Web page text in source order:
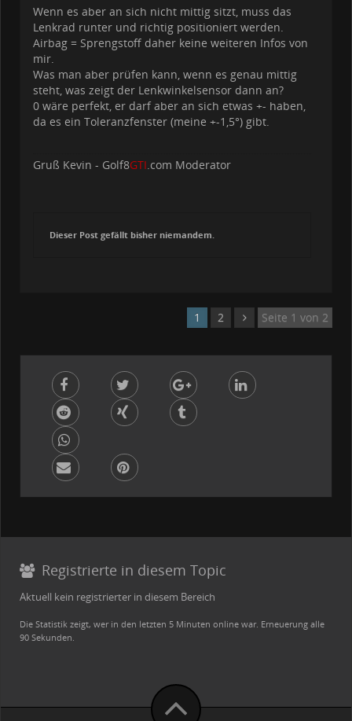
Wenn es aber an sich nicht mittig sitzt, muss das
Lenkrad runter und richtig positioniert werden.
Airbag = Sprengstoff daher keine weiteren Infos von
mir.
Was man aber prüfen kann, wenn es genau mittig
steht, was zeigt der Lenkwinkelsensor dann an?
0 wäre perfekt, er darf aber an sich etwas +- haben,
da es ein Toleranzfenster (meine +-1,5°) gibt.
Gruß Kevin - Golf8GTI.com Moderator
Dieser Post gefällt bisher niemandem.
1 2 Seite 1 von 2
Registrierte in diesem Topic
Aktuell kein registrierter in diesem Bereich
Die Statistik zeigt, wer in den letzten 5 Minuten online war. Erneuerung alle
90 Sekunden.